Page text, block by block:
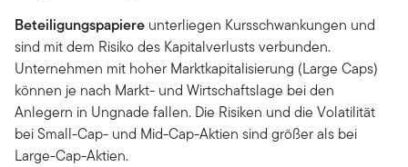
Beteiligungspapiere unterliegen Kursschwankungen und
sind mit dem Risiko des Kapitalverlusts verbunden.
Unternehmen mit hoher Marktkapitalisierung (Large Caps)
können je nach Markt- und Wirtschaftslage bei den
Anlegern in Ungnade fallen. Die Risiken und die Volatilität
bei Small-Cap- und Mid-Cap-Aktien sind größer als bei
Large-Cap-Aktien.